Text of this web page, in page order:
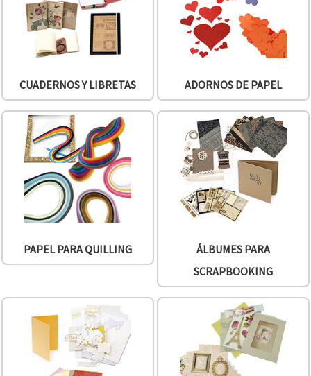
CUADERNOS Y LIBRETAS ADORNOS DE PAPEL
PAPEL PARA QUILLING
ÁLBUMES PARA
SCRAPBOOKING